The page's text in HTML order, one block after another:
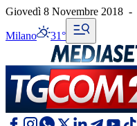
Giovedì 8 Novembre 2018 -
Milano 31°